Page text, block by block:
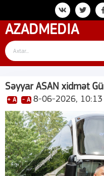
AZADMEDIA
Səyyar ASAN xidmət
+ A - A 8-06-2026, 10:13